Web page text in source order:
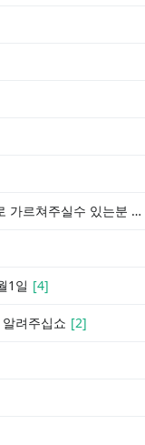
오버워치 실버입니다 무료로 가르쳐주실수 있는분 구합니다
1일 [4]
려주십쇼 [2]